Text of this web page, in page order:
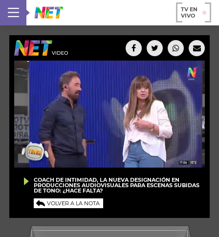
TV EN
VIVO
COACH DE INTIMIDAD, LA NUEVA DESIGNACIÓN EN
PRODUCCIONES AUDIOVISUALES PARA ESCENAS SUBIDAS
DE TONO: ¿HACE FALTA?
VOLVER A LA NOTA